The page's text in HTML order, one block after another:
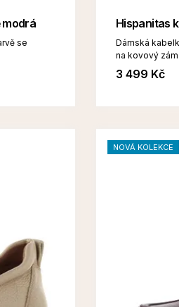
modrá
se
Hispanitas
Dámská
na kovový
3 499 Kč
NOVÁ KOLEKCE